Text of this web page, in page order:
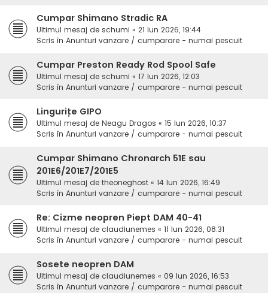
Cumpar Shimano Stradic RA
Ultimul mesaj de schumi « 21 Iun 2026, 19:44
Scris în Anunturi vanzare / cumparare - numai pescuit
Cumpar Preston Ready Rod Spool Safe
Ultimul mesaj de schumi « 17 Iun 2026, 12:03
Scris în Anunturi vanzare / cumparare - numai pescuit
Lingurițe GIPO
Ultimul mesaj de Neagu Dragos « 15 Iun 2026, 10:37
Scris în Anunturi vanzare / cumparare - numai pescuit
Cumpar Shimano Chronarch 51E sau
201E6/201E7/201E5
Ultimul mesaj de theoneghost « 14 Iun 2026, 16:49
Scris în Anunturi vanzare / cumparare - numai pescuit
Re: Cizme neopren Piept DAM 40-41
Ultimul mesaj de claudiunemes « 11 Iun 2026, 08:31
Scris în Anunturi vanzare / cumparare - numai pescuit
Sosete neopren DAM
Ultimul mesaj de claudiunemes « 09 Iun 2026, 16:53
Scris în Anunturi vanzare / cumparare - numai pescuit